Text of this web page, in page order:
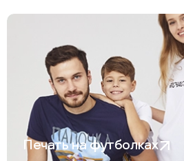
Печать на футболках